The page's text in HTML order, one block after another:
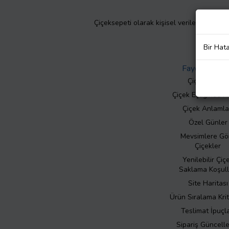
Çiçeksepeti olarak kişisel verilerinizin
Faydalı Bilgiler
Çiçek Bakımı
Çiçek Eşliğinde
Çiçek
Özel Günler
Mevsimlere
Çiçekler
Yenilebilir
Saklama
Site Haritası
Ürün Sıralama
Teslimat
Sipariş
Bir